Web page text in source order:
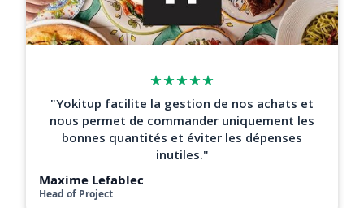
"Yokitup facilite la gestion de nos achats et
nous permet de commander uniquement les
bonnes quantités et éviter les dépenses
inutiles."
Maxime Lefablec
Head of Project